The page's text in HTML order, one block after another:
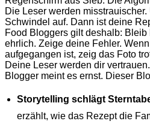
Die Leser werden
Schwindel auf. Dann ist deine
Food Bloggers gilt deshalb:
ehrlich. Zeige deine Fehler.
aufgegangen ist, zeig das Foto
Deine Leser werden dir
Blogger meint es ernst. Dieser
Storytelling schlägt
erzählt, wie das Rezept die